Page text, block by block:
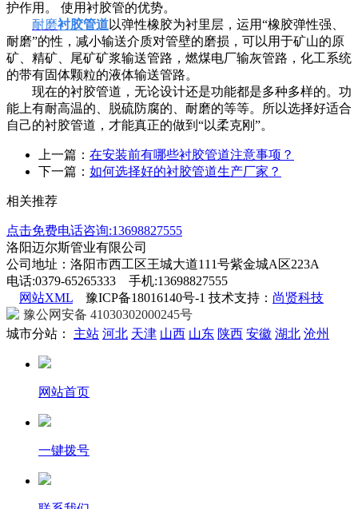
护作用。 使用衬胶管的优势。
耐磨衬胶管道以弹性橡胶为衬里层，运用“橡胶弹性强、
耐磨”的性，减小输送介质对管壁的磨损，可以用于矿山的原
矿、精矿、尾矿矿浆输送管路，燃煤电厂输灰管路，化工系统
的带有固体颗粒的液体输送管路。
现在的衬胶管道，无论设计还是功能都是多种多样的。功
能上有耐高温的、脱硫防腐的、耐磨的等等。所以选择好适合
自己的衬胶管道，才能真正的做到“以柔克刚”。
上一篇： 在安装前有哪些衬胶管道注意事项？
下一篇： 如何选择好的衬胶管道生产厂家？
相关推荐
点击免费电话咨询:13698827555
洛阳迈尔斯管业有限公司
公司地址：洛阳市西工区王城大道111号紫金城A区223A
电话:0379-65265333 手机:13698827555
网站XML 豫ICP备18016140号-1 技术支持： 尚贤科技
豫公网安备 41030302000245号
城市分站：
主站 河北 天津 山西 山东 陕西 安徽 湖北 沧州
网站首页
一键拨号